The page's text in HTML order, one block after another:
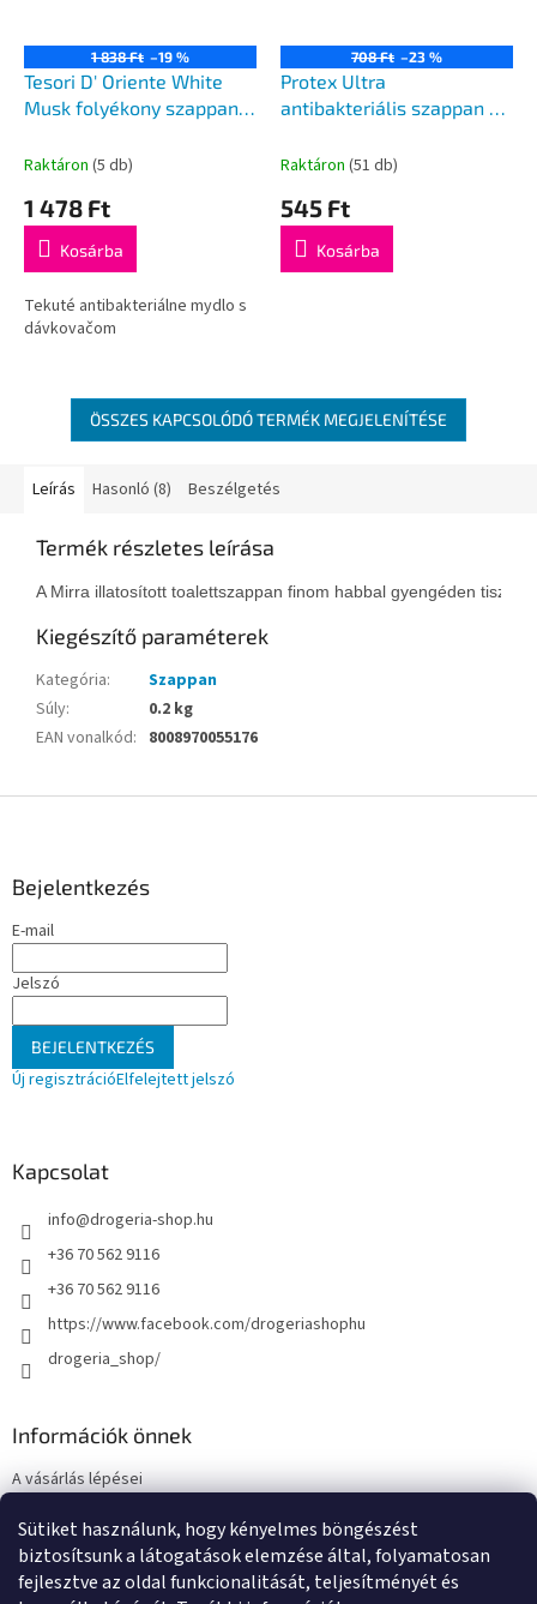
Sütiket használunk, hogy kényelmes böngészést
biztosítsunk a látogatások elemzése által, folyamatosan
fejlesztve az oldal funkcionalitását, teljesítményét és
1 838 Ft –19 %
Tesori D' Oriente White
Musk folyékony szappan
Raktáron (5 db)
1 478 Ft
Kosárba
Tekuté antibakteriálne mydlo s
dávkovačom
708 Ft –23 %
Protex Ultra
antibakteriális szappan 90
Raktáron (51 db)
545 Ft
Kosárba
ÖSSZES KAPCSOLÓDÓ TERMÉK MEGJELENÍTÉSE
Leírás Hasonló (8) Beszélgetés
Termék részletes leírása
A Mirra illatosított toalettszappan finom habbal gyengéden
Kiegészítő paraméterek
Kategória:
Szappan
Súly:
0.2 kg
EAN vonalkód: 8008970055176
Bejelentkezés
E-mail
Jelszó
BEJELENTKEZÉS
Új regisztrációElfelejtett jelszó
Kapcsolat
info@drogeria-shop.hu
+36 70 562 9116
+36 70 562 9116
https://www.facebook.com/drogeriashophu
drogeria_shop/
Információk önnek
A vásárlás lépései
Adatkezelési tájékoztató
Elérhetőségek